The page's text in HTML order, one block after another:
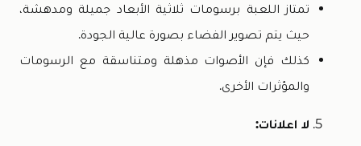
تمتاز اللعبة برسومات ثلاثية الأبعاد جميلة ومدهشة،
حيث يتم تصوير الفضاء بصورة عالية الجودة.
كذلك فإن الأصوات مذهلة ومتناسقة مع الرسومات
والمؤثرات الأخرى.
لا اعلانات: